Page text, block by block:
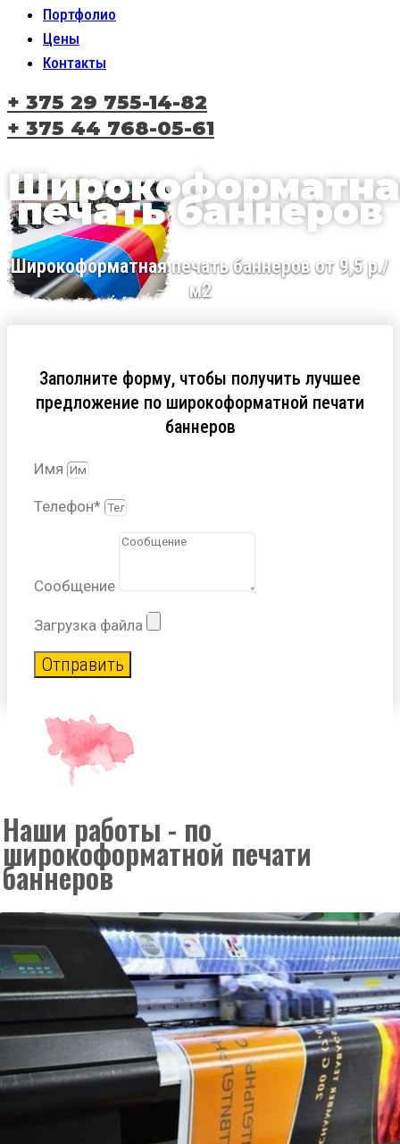
Портфолио
Цены
Контакты
+ 375 29 755-14-82
+ 375 44 768-05-61
печать баннеров
Широкоформатная печать баннеров от 9,5 р./
м2
Заполните форму, чтобы получить лучшее
предложение по широкоформатной печати
баннеров
Имя
Телефон*
Сообщение
Загрузка файла
Отправить
Наши работы - по
широкоформатной печати
баннеров